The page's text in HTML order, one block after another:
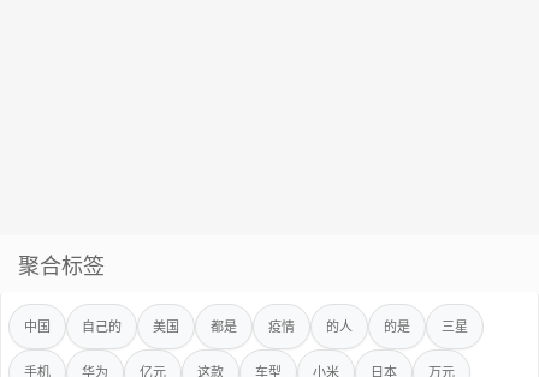
聚合标签
中国 自己的 美国 都是 疫情 的人 的是 三星
手机 华为 亿元 这款 车型 小米 日本 万元